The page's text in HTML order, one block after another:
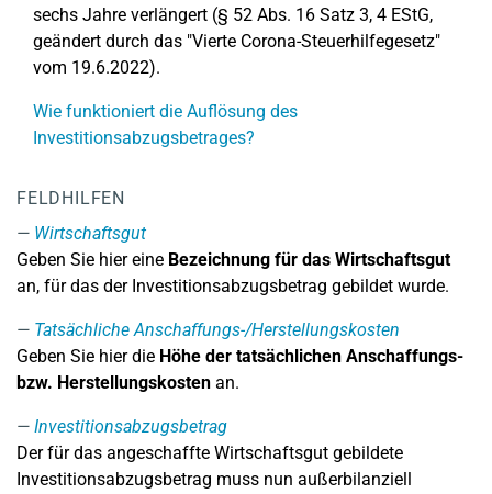
sechs Jahre verlängert (§ 52 Abs. 16 Satz 3, 4 EStG,
geändert durch das "Vierte Corona-Steuerhilfegesetz"
vom 19.6.2022).
Wie funktioniert die Auflösung des
Investitionsabzugsbetrages?
FELDHILFEN
Wirtschaftsgut
Geben Sie hier eine Bezeichnung für das Wirtschaftsgut
an, für das der Investitionsabzugsbetrag gebildet wurde.
Tatsächliche Anschaffungs-/Herstellungskosten
Geben Sie hier die Höhe der tatsächlichen Anschaffungs-
bzw. Herstellungskosten an.
Investitionsabzugsbetrag
Der für das angeschaffte Wirtschaftsgut gebildete
Investitionsabzugsbetrag muss nun außerbilanziell